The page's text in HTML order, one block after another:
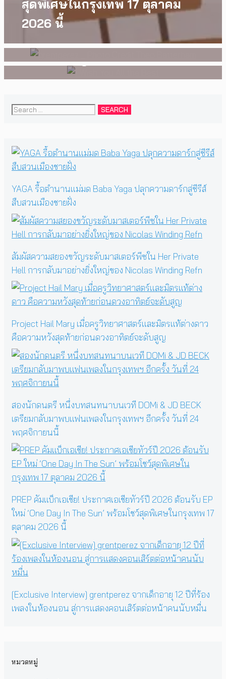
สุดพิเศษในกรุงเทพ 17 ตุลาคม
2026 นี้
ร้องเพลงในห้องนอน สู่การแสดง
คอนเสิร์ตต่อหน้าคนนับหมื่น
ครอบครัวที่เขาเลือกได้เอง ผล
งานการกำกับภาพยนตร์เรื่องแรก
ของ Tommy Dorfman
Search
YAGA รื้อตำนานแม่มด Baba Yaga ปลุกความดาร์กสู่ซีรีส์
สืบสวนเมืองชายฝั่ง
สัมผัสความสยองขวัญระดับมาสเตอร์พีซใน Her Private
Hell การกลับมาอย่างยิ่งใหญ่ของ Nicolas Winding Refn
Project Hail Mary เมื่อครูวิทยาศาสตร์และมิตรแท้ต่างดาว
คือความหวังสุดท้ายก่อนดวงอาทิตย์จะดับสูญ
สองนักดนตรี หนึ่งบทสนทนาบนเวที DOMi & JD BECK
เตรียมกลับมาพบแฟนเพลงในกรุงเทพฯ อีกครั้ง วันที่ 24
พฤศจิกายนนี้
PREP คัมแบ็กเอเชีย! ประกาศเอเชียทัวร์ปี 2026 ต้อนรับ EP
ใหม่ ‘One Day In The Sun’ พร้อมโชว์สุดพิเศษในกรุงเทพ 17
ตุลาคม 2026 นี้
[Exclusive Interview] grentperez จากเด็กอายุ 12 ปีที่ร้อง
เพลงในห้องนอน สู่การแสดงคอนเสิร์ตต่อหน้าคนนับหมื่น
หมวดหมู่